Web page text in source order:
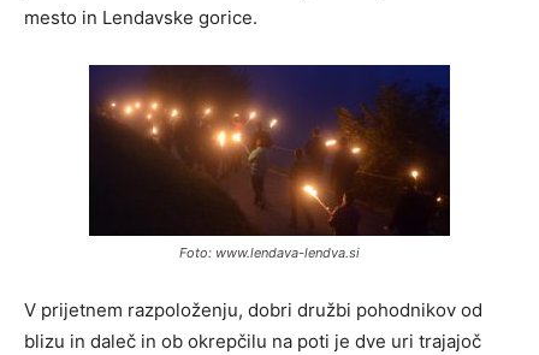
mesto in Lendavske gorice.
Foto: www.lendava-lendva.si
V prijetnem razpoloženju, dobri družbi pohodnikov od
blizu in daleč in ob okrepčilu na poti je dve uri trajajoč